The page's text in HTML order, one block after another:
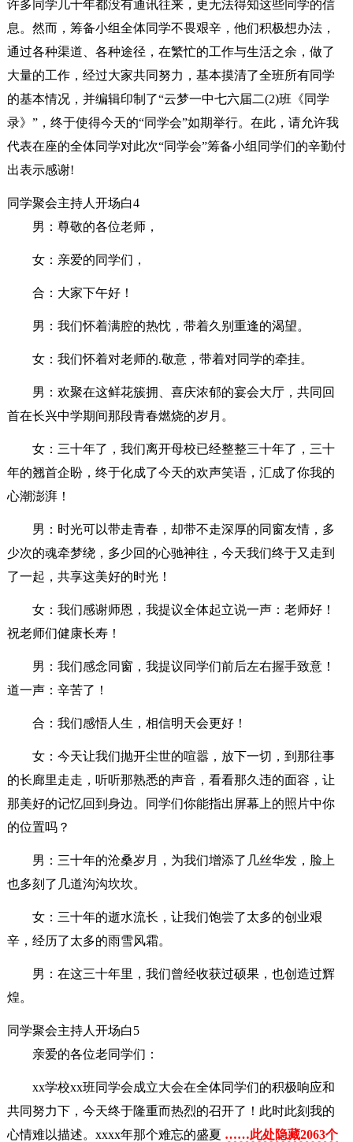
许多同学几十年都没有通讯往来，更无法得知这些同学的信
息。然而，筹备小组全体同学不畏艰辛，他们积极想办法，
通过各种渠道、各种途径，在繁忙的工作与生活之余，做了
大量的工作，经过大家共同努力，基本摸清了全班所有同学
的基本情况，并编辑印制了“云梦一中七六届二(2)班《同学
录》”，终于使得今天的“同学会”如期举行。在此，请允许我
代表在座的全体同学对此次“同学会”筹备小组同学们的辛勤付
出表示感谢!
同学聚会主持人开场白4
男：尊敬的各位老师，
女：亲爱的同学们，
合：大家下午好！
男：我们怀着满腔的热忱，带着久别重逢的渴望。
女：我们怀着对老师的.敬意，带着对同学的牵挂。
男：欢聚在这鲜花簇拥、喜庆浓郁的宴会大厅，共同回
首在长兴中学期间那段青春燃烧的岁月。
女：三十年了，我们离开母校已经整整三十年了，三十
年的翘首企盼，终于化成了今天的欢声笑语，汇成了你我的
心潮澎湃！
男：时光可以带走青春，却带不走深厚的同窗友情，多
少次的魂牵梦绕，多少回的心驰神往，今天我们终于又走到
了一起，共享这美好的时光！
女：我们感谢师恩，我提议全体起立说一声：老师好！
祝老师们健康长寿！
男：我们感念同窗，我提议同学们前后左右握手致意！
道一声：辛苦了！
合：我们感悟人生，相信明天会更好！
女：今天让我们抛开尘世的喧嚣，放下一切，到那往事
的长廊里走走，听听那熟悉的声音，看看那久违的面容，让
那美好的记忆回到身边。同学们你能指出屏幕上的照片中你
的位置吗？
男：三十年的沧桑岁月，为我们增添了几丝华发，脸上
也多刻了几道沟沟坎坎。
女：三十年的逝水流长，让我们饱尝了太多的创业艰
辛，经历了太多的雨雪风霜。
男：在这三十年里，我们曾经收获过硕果，也创造过辉
煌。
同学聚会主持人开场白5
亲爱的各位老同学们：
xx学校xx班同学会成立大会在全体同学们的积极响应和
共同努力下，今天终于隆重而热烈的召开了！此时此刻我的
心情难以描述。xxxx年那个难忘的盛夏 ……此处隐藏2063个